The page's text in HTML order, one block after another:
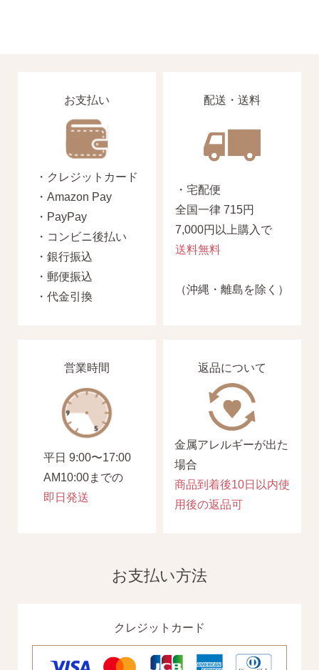
お支払い
・クレジットカード
・Amazon Pay
・PayPay
・コンビニ後払い
・銀行振込
・郵便振込
・代金引換
配送・送料
・宅配便
全国一律 715円
7,000円以上購入で
送料無料
（沖縄・離島を除く）
営業時間
平日 9:00〜17:00
AM10:00までの
即日発送
返品について
金属アレルギーが出た
場合
商品到着後10日以内使
用後の返品可
お支払い方法
クレジットカード